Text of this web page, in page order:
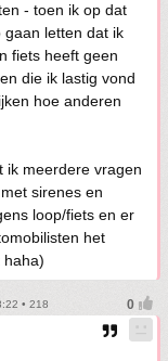
- toen ik op dat
gaan letten dat ik
fiets heeft geen
die ik lastig vond
hoe anderen
ik meerdere vragen
sirenes en
loop/fiets en er
het
haha)
• 218